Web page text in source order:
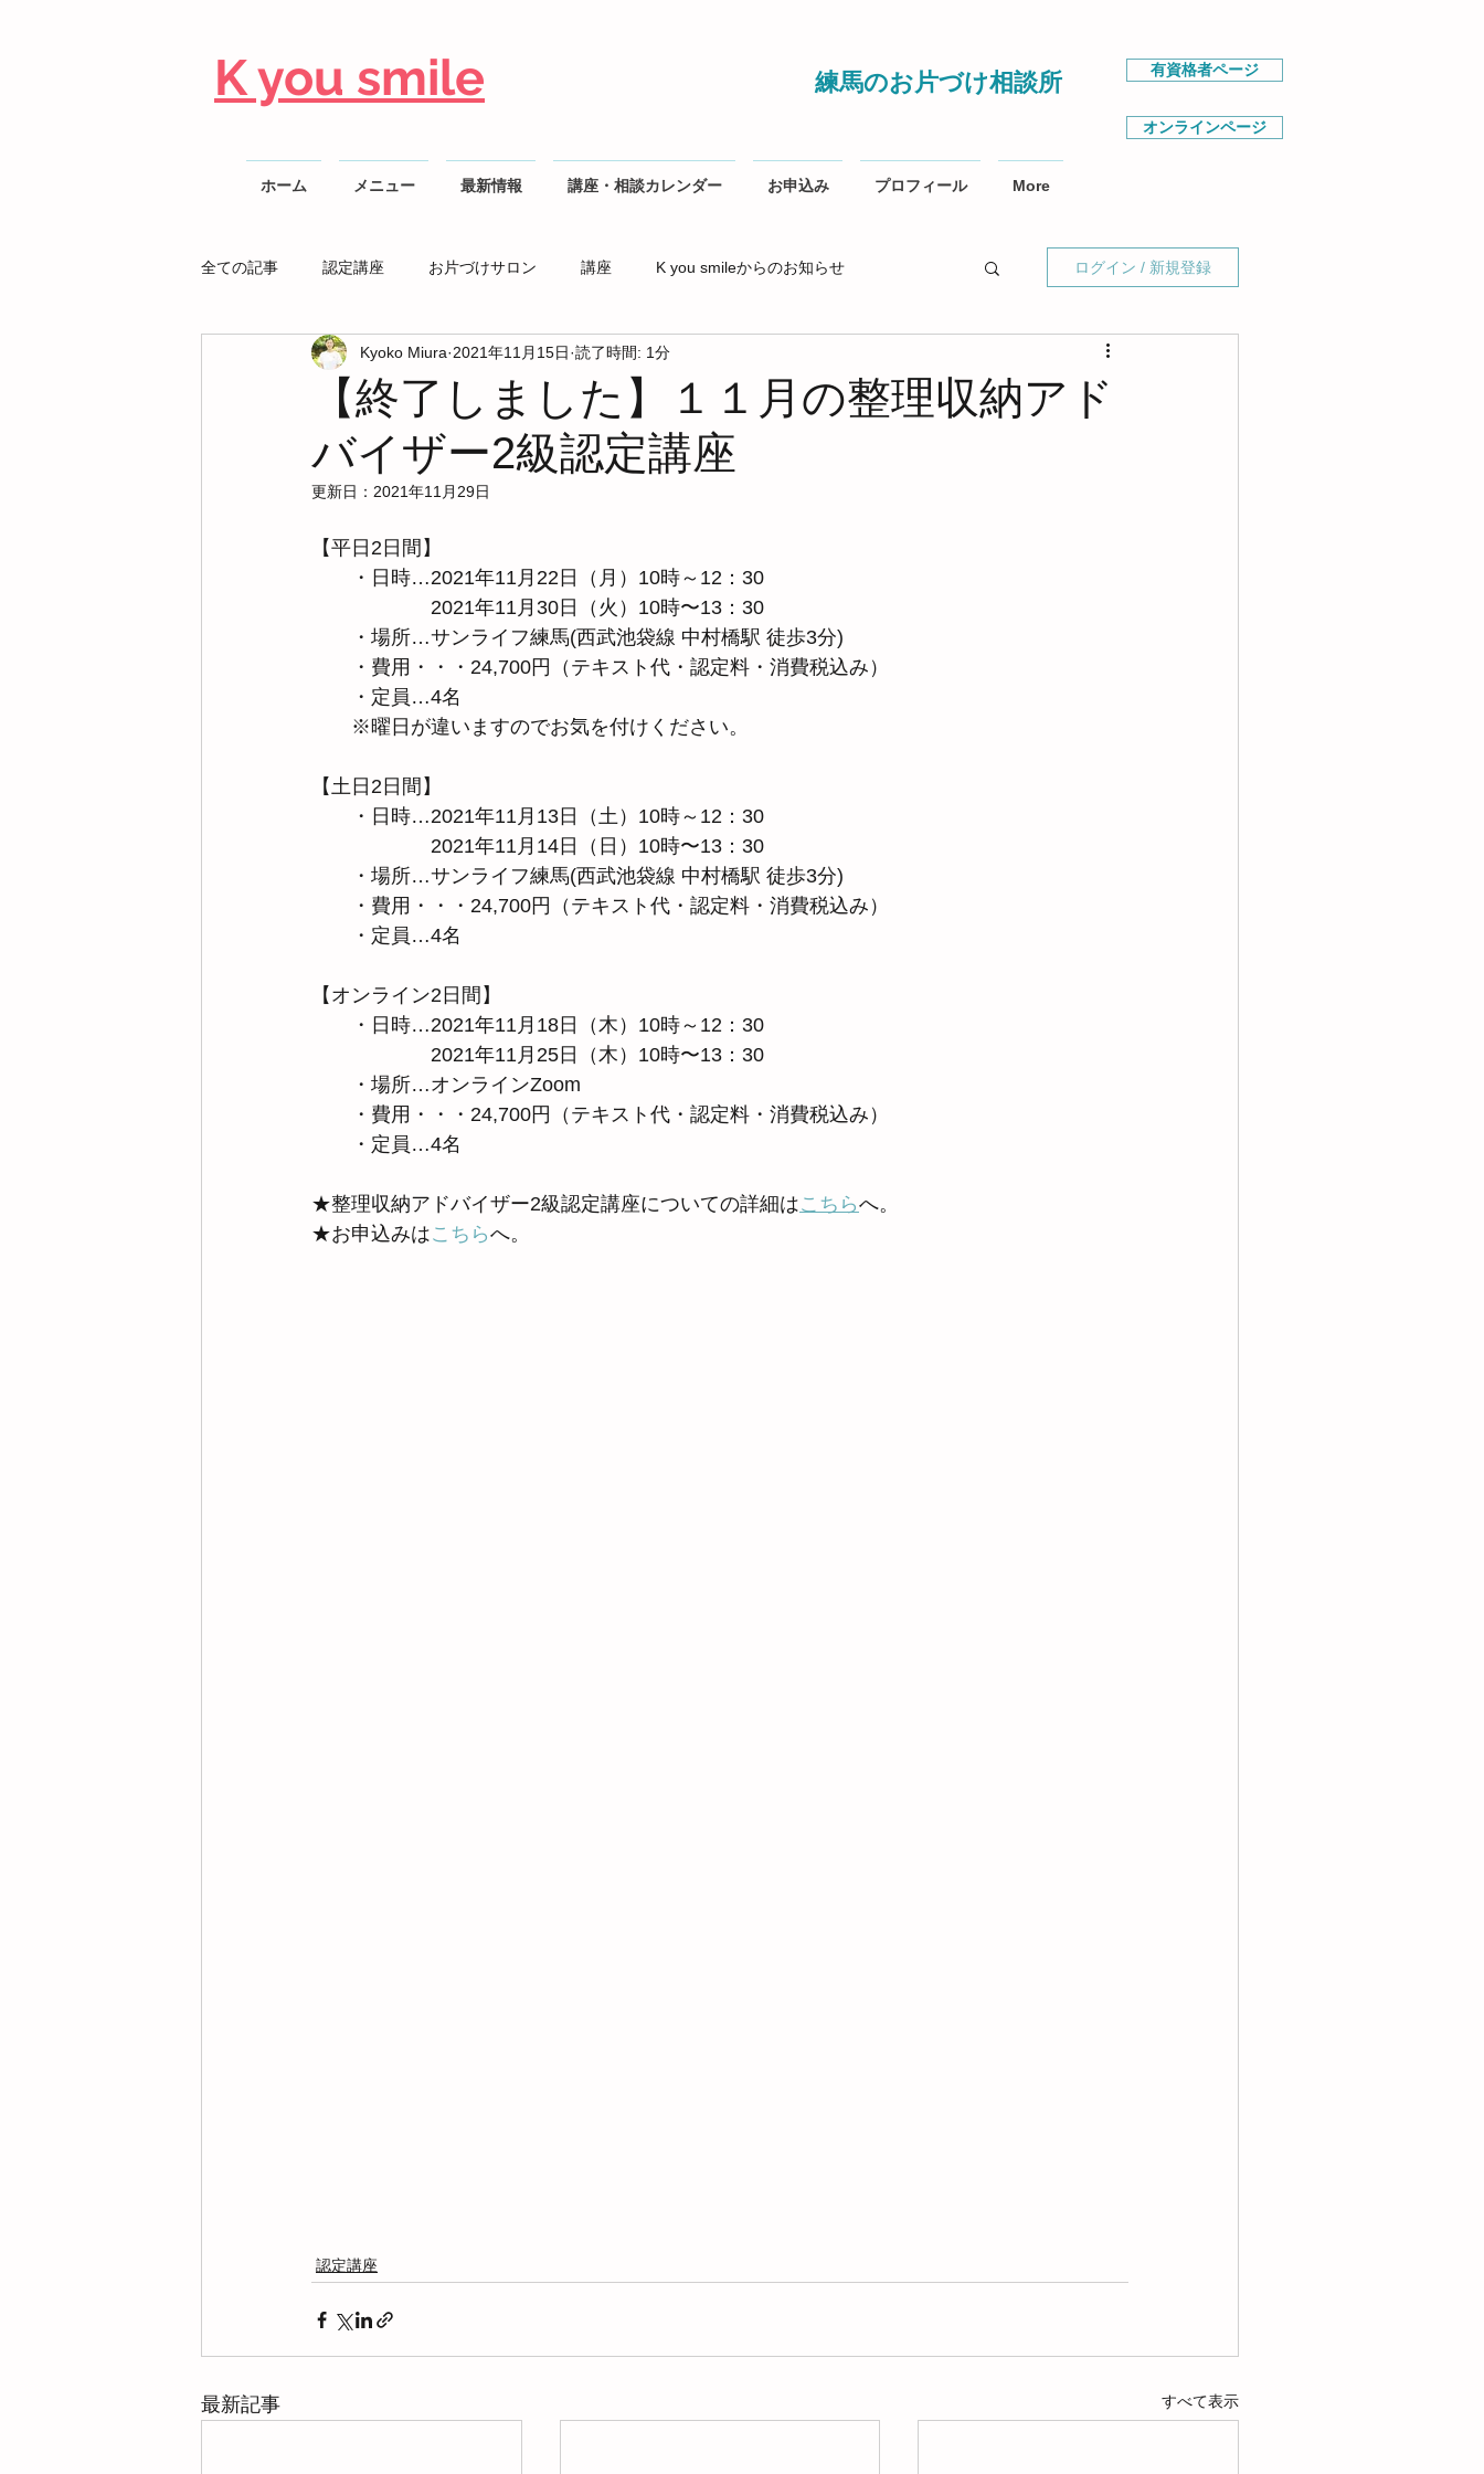
K you smile 練馬のお片づけ相談所 有資格者ページ
オンラインページ
ホーム メニュー 最新情報 講座・相談カレンダー お申込み プロフィール More
全ての記事 認定講座 お片づけサロン 講座 K you smileからのお知らせ
整理収納AD勉強会
ログイン / 新規登録
【終了しました】１１月の整理収納アド
バイザー2級認定講座
Kyoko Miura 2021年11月15日 読了時間: 1分
更新日： 2021年11月29日
【平日2日間】
・日時…2021年11月22日（月）10時～12：30
2021年11月30日（火）10時〜13：30
・場所…サンライフ練馬(西武池袋線 中村橋駅 徒歩3分)
・費用・・・24,700円（テキスト代・認定料・消費税込み）
・定員…4名
※曜日が違いますのでお気を付けください。
【土日2日間】
・日時…2021年11月13日（土）10時～12：30
2021年11月14日（日）10時〜13：30
・場所…サンライフ練馬(西武池袋線 中村橋駅 徒歩3分)
・費用・・・24,700円（テキスト代・認定料・消費税込み）
・定員…4名
【オンライン2日間】
・日時…2021年11月18日（木）10時～12：30
2021年11月25日（木）10時〜13：30
・場所…オンラインZoom
・費用・・・24,700円（テキスト代・認定料・消費税込み）
・定員…4名
★整理収納アドバイザー2級認定講座についての詳細はこちらへ。
★お申込みはこちらへ。
認定講座
最新記事 すべて表示